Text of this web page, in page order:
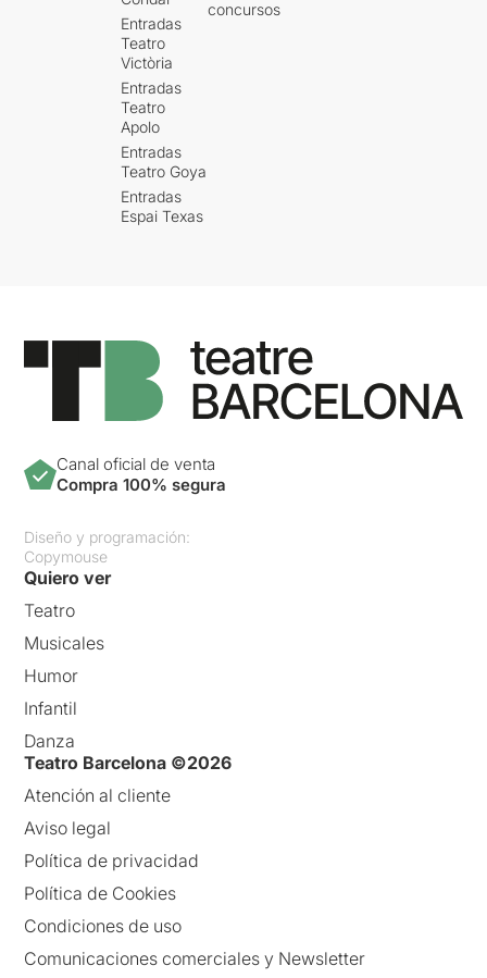
Entradas
Teatro
Victòria
Entradas
Teatro
Apolo
Entradas
Teatro Goya
Entradas
Espai Texas
concursos
Canal oficial de venta
Compra 100% segura
Diseño y programación:
Copymouse
Quiero ver
Teatro
Musicales
Humor
Infantil
Danza
Teatro Barcelona ©2026
Atención al cliente
Aviso legal
Política de privacidad
Política de Cookies
Condiciones de uso
Comunicaciones comerciales y Newsletter